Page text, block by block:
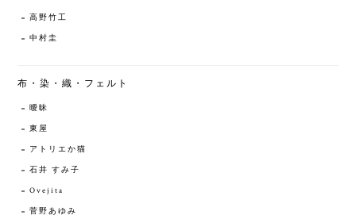
高野竹工
中村圭
布・染・織・フェルト
曖昧
東屋
アトリエか猫
石井 すみ子
Ovejita
菅野あゆみ